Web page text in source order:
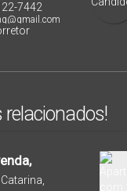
7442
relacionados!